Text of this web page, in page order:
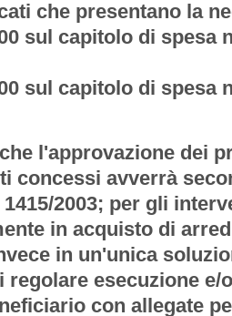
che presentano la
sul capitolo di spesa
sul capitolo di spesa
l'approvazione dei
concessi avverrà
1415/2003; per gli
in acquisto di
in un'unica
regolare esecuzione
con allegate